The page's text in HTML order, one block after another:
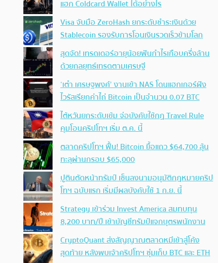
แฮก Coldcard Wallet ได้อย่างไร
Visa จับมือ ZeroHash ยกระดับชำระเงินด้วย
Stablecoin รองรับการโอนเงินรวดเร็วข้ามโลก
สุดจัด! เทรดเดอร์อายุน้อยฟันกำไรเกือบครึ่งล้าน
ด้วยกลยุทธ์เทรดตามเศรษฐี
‘เต๋า เศรษฐพงศ์’ งานเข้า NAS โดนแฮกเกอร์ฝัง
ไวรัสเรียกค่าไถ่ Bitcoin เป็นจำนวน 0.07 BTC
ไต้หวันยกระดับเข้ม จ่อบังคับใช้กฏ Travel Rule
คุมโอนคริปโทฯ เริ่ม ต.ค. นี้
ตลาดคริปโทฯ ฟื้น! Bitcoin ยื้อแถว $64,700 ลุ้น
ทะลุผ่านกรอบ $65,000
ปูตินตัดหน้าทรัมป์ เซ็นลงนามอนุมัติกฎหมายคริป
โทฯ ฉบับแรก เริ่มมีผลบังคับใช้ 1 ก.ย. นี้
Strategy เข้าร่วม Invest America สมทบทุน
8,200 บาท/ปี เข้าบัญชีทรัมป์แจกบุตรพนักงาน
CryptoQuant ส่งสัญญาณตลาดหมีเข้าสู่โค้ง
สุดท้าย หลังพบเจ้าคริปโทฯ ซุ่มเก็บ BTC และ ETH